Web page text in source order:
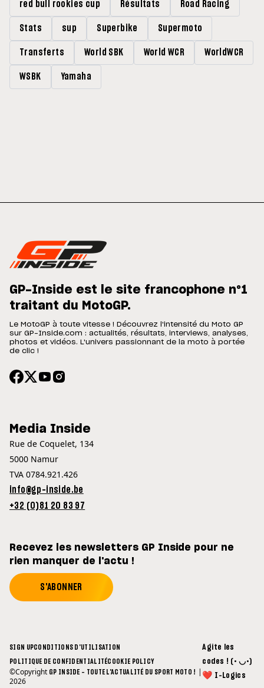
red bull rookies cup Résultats Road Racing
Stats sup Superbike Supermoto
Transferts World SBK World WCR WorldWCR
WSBK Yamaha
GP-Inside est le site francophone n°1
traitant du MotoGP.
Le MotoGP à toute vitesse ! Découvrez l'intensité du Moto GP
sur GP-Inside.com : actualités, résultats, interviews, analyses,
photos et vidéos. L'univers passionnant de la moto à portée
de clic !
Media Inside
Rue de Coquelet, 134
5000 Namur
TVA 0784.921.426
info@gp-inside.be
+32 (0)81 20 83 97
Recevez les newsletters GP Inside pour ne
rien manquer de l'actu !
S'ABONNER
SIGN UPCONDITIONS D'UTILISATION
POLITIQUE DE CONFIDENTIALITÉCOOKIE POLICY
©Copyright GP INSIDE - TOUTE L'ACTUALITÉ DU SPORT MOTO ! |
2026
Agite les
codes ! (• ◡•)
❤ I-Logics